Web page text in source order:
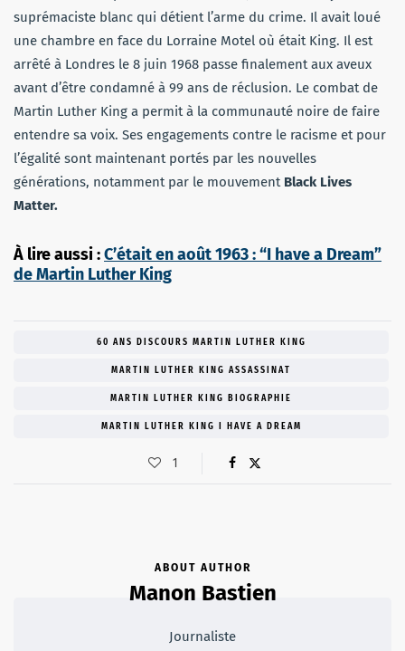
suprémaciste blanc qui détient l’arme du crime. Il avait loué
une chambre en face du Lorraine Motel où était King. Il est
arrêté à Londres le 8 juin 1968 passe finalement aux aveux
avant d’être condamné à 99 ans de réclusion. Le combat de
Martin Luther King a permit à la communauté noire de faire
entendre sa voix. Ses engagements contre le racisme et pour
l’égalité sont maintenant portés par les nouvelles
générations, notamment par le mouvement Black Lives
Matter.
À lire aussi :C’était en août 1963 : “I have a Dream”
de Martin Luther King
60 ANS DISCOURS MARTIN LUTHER KING
MARTIN LUTHER KING ASSASSINAT
MARTIN LUTHER KING BIOGRAPHIE
MARTIN LUTHER KING I HAVE A DREAM
1
ABOUT AUTHOR
Manon Bastien
Journaliste